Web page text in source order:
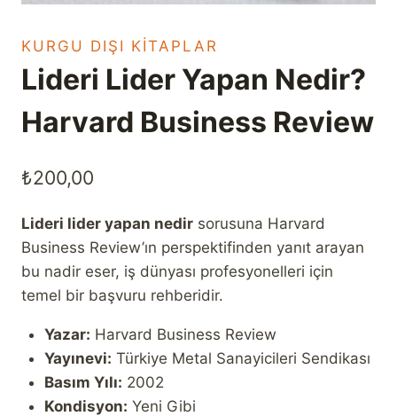
KURGU DIŞI KITAPLAR
Lideri Lider Yapan Nedir?
Harvard Business Review
₺200,00
Lideri lider yapan nedir sorusuna Harvard
Business Review’ın perspektifinden yanıt arayan
bu nadir eser, iş dünyası profesyonelleri için
temel bir başvuru rehberidir.
Yazar: Harvard Business Review
Yayınevi: Türkiye Metal Sanayicileri Sendikası
Basım Yılı: 2002
Kondisyon: Yeni Gibi